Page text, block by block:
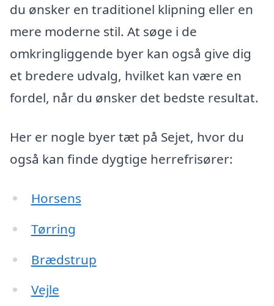
du ønsker en traditionel klipning eller en
mere moderne stil. At søge i de
omkringliggende byer kan også give dig
et bredere udvalg, hvilket kan være en
fordel, når du ønsker det bedste resultat.
Her er nogle byer tæt på Sejet, hvor du
også kan finde dygtige herrefrisører:
Horsens
Tørring
Brædstrup
Vejle